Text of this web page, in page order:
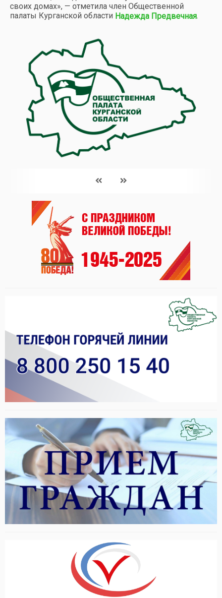
своих домах», — отметила член Общественной
палаты Курганской области Надежда Предвечная.